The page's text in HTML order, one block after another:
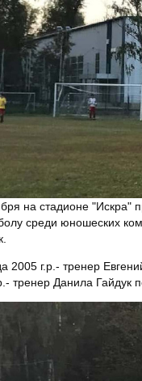
на стадионе "Искра"
среди юношеских
2005 г.р.- тренер
тренер Данила Гайдук